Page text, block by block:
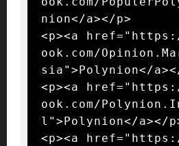
nion</a></p>
<p><a
ook.com/
sia">Polynion</
<p><a
ook.com/
l">Polynion</a></
<p><a